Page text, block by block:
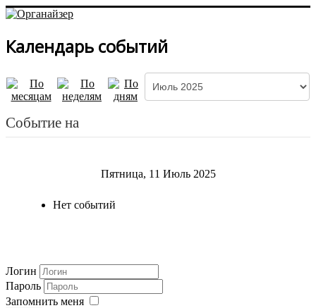
Календарь событий
Событие на
Пятница, 11 Июль 2025
Нет событий
Логин
Пароль
Запомнить меня